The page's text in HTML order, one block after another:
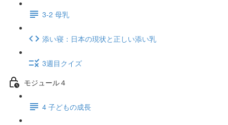
3-2 母乳
添い寝：日本の現状と正しい添い乳
3週目クイズ
モジュール４
4 子どもの成長